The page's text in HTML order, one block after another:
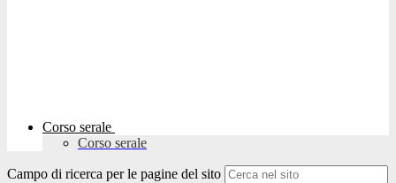
Corso serale
Corso serale
Campo di ricerca per le pagine del sito